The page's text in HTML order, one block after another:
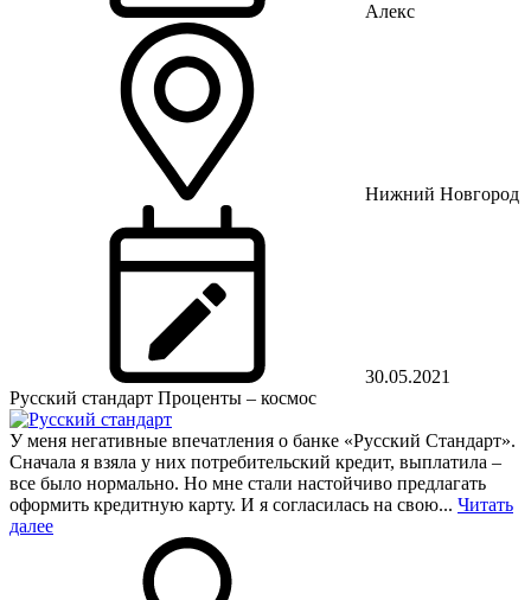
Алекс
Нижний Новгород
30.05.2021
Русский стандарт Проценты – космос
У меня негативные впечатления о банке «Русский Стандарт».
Сначала я взяла у них потребительский кредит, выплатила –
все было нормально. Но мне стали настойчиво предлагать
оформить кредитную карту. И я согласилась на свою... Читать
далее